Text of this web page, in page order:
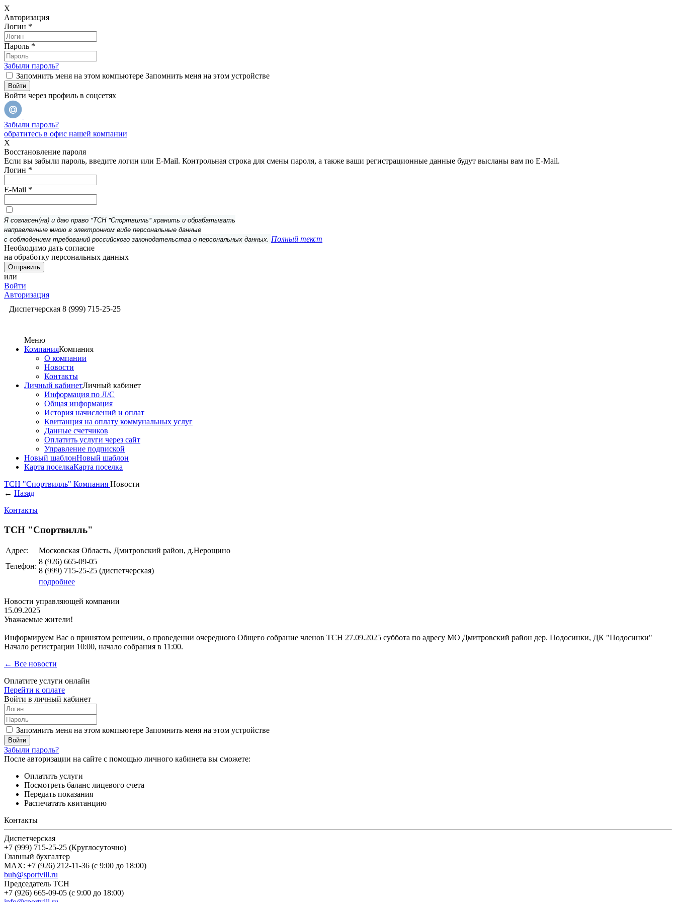
X
Авторизация
Логин *
Пароль *
Забыли пароль?
Запомнить меня на этом компьютере Запомнить меня на этом устройстве
Войти через профиль в соцсетях
Забыли пароль?
обратитесь в офис нашей компании
X
Восстановление пароля
Если вы забыли пароль, введите логин или E-Mail. Контрольная строка для смены пароля, а также ваши регистрационные данные будут высланы вам по E-Mail.
Логин *
E-Mail *
Я согласен(на) и даю право "ТСН "Спортвилль" хранить и обрабатывать
направленные мною в электронном виде персональные данные
с соблюдением требований российского законодательства о персональных данных. Полный текст
Необходимо дать согласие
на обработку персональных данных
или
Войти
Авторизация
Диспетчерская 8 (999) 715-25-25
Меню
КомпанияКомпания
О компании
Новости
Контакты
Личный кабинетЛичный кабинет
Информация по Л/С
Общая информация
История начислений и оплат
Квитанция на оплату коммунальных услуг
Данные счетчиков
Оплатить услуги через сайт
Управление подпиской
Новый шаблонНовый шаблон
Карта поселкаКарта поселка
ТСН "Спортвилль" Компания Новости
← Назад
Контакты
ТСН "Спортвилль"
Адрес:
Московская Область, Дмитровский район, д.Нерощино
Телефон:
8 (926) 665-09-05
8 (999) 715-25-25 (диспетчерская)
подробнее
Новости управляющей компании
15.09.2025
Уважаемые жители!
Информируем Вас о принятом решении, о проведении очередного Общего собрание членов ТСН 27.09.2025 суббота по адресу МО Дмитровский район дер. Подосинки, ДК "Подосинки"
Начало регистрации 10:00, начало собрания в 11:00.
← Все новости
Оплатите услуги онлайн
Перейти к оплате
Войти в личный кабинет
Запомнить меня на этом компьютере Запомнить меня на этом устройстве
Забыли пароль?
После авторизации на сайте с помощью личного кабинета вы сможете:
Оплатить услуги
Посмотреть баланс лицевого счета
Передать показания
Распечатать квитанцию
Контакты
Диспетчерская
+7 (999) 715-25-25 (Круглосуточно)
Главный бухгалтер
MAX: +7 (926) 212-11-36 (с 9:00 до 18:00)
buh@sportvill.ru
Председатель ТСН
+7 (926) 665-09-05 (с 9:00 до 18:00)